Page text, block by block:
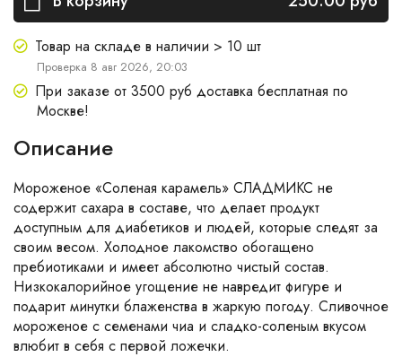
Товар на складе в наличии > 10 шт
Проверка 8 авг 2026, 20:03
При заказе от 3500 руб доставка бесплатная по
Москве!
Описание
Мороженое «Соленая карамель» СЛАДМИКС не
содержит сахара в составе, что делает продукт
доступным для диабетиков и людей, которые следят за
своим весом. Холодное лакомство обогащено
пребиотиками и имеет абсолютно чистый состав.
Низкокалорийное угощение не навредит фигуре и
подарит минутки блаженства в жаркую погоду. Сливочное
мороженое с семенами чиа и сладко-соленым вкусом
влюбит в себя с первой ложечки.